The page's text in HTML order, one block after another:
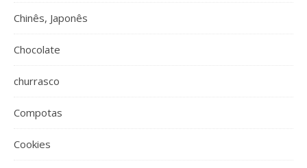
Chinês, Japonês
Chocolate
churrasco
Compotas
Cookies